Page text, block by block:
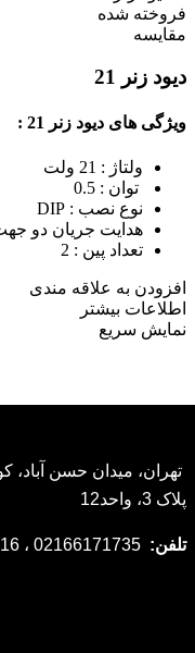
فروخته شده
مقايسه
دیود زنر 21
ویژگی های دیود زنر 21 :
ولتاژ : 21 ولت
توان : 0.5
نوع نصب : DIP
هدایت جریان دو
تعداد پین : 2
افزودن به علاقه مندی
اطلاعات بیشتر
نمایش سریع
تهران، میدان حسن
پلاک 3، واحد12
تلفن: